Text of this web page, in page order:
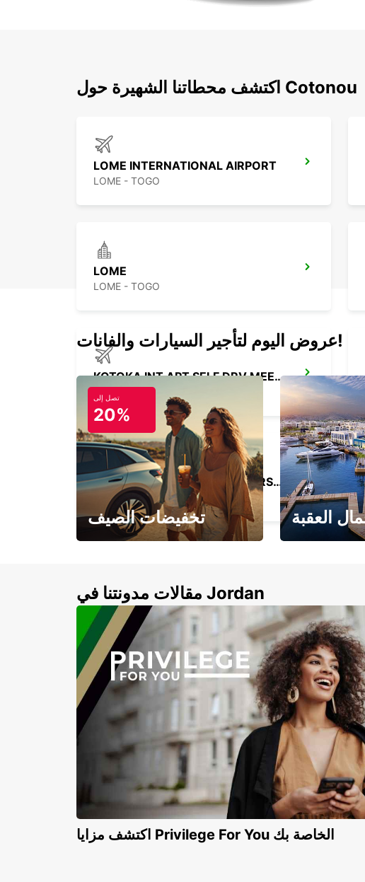
اكتشف محطاتنا الشهيرة حول Cotonou
LOME INTERNATIONAL AIRPORT
LOME - TOGO
LOME
LOME - TOGO
KOTOKA INT APT SELF DRV MEET GREET
ACCRA - GHANA
ABIDJAN BOULEVARD DE MARSEILLE
ABIDJAN - IVORY COAST
عروض اليوم لتأجير السيارات والفانات!
تصل إلى
20%
تخفيضات الصيف العقبة
مقالات مدونتنا في Jordan
اكتشف مزايا Privilege For You الخاصة بك